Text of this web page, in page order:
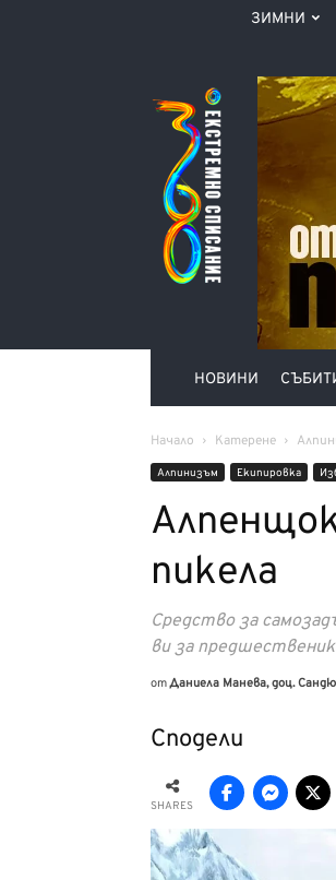
ЗИМНИ
Списание
360°
НОВИНИ
Начало Катерене
Алпинизъм Екипировка
пикела
Средство за
ви за
отДаниела Манева, доц.
Сподели
SHARES